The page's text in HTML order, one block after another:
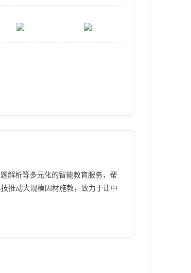
解析等多元化的智能教育服务，帮
推动大规模因材施教，致力于让中